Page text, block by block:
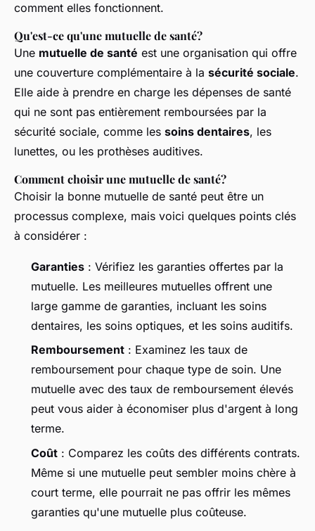
comment elles fonctionnent.
Qu'est-ce qu'une mutuelle de santé?
Une mutuelle de santé est une organisation qui offre
une couverture complémentaire à la sécurité sociale.
Elle aide à prendre en charge les dépenses de santé
qui ne sont pas entièrement remboursées par la
sécurité sociale, comme les soins dentaires, les
lunettes, ou les prothèses auditives.
Comment choisir une mutuelle de santé?
Choisir la bonne mutuelle de santé peut être un
processus complexe, mais voici quelques points clés
à considérer :
Garanties : Vérifiez les garanties offertes par la
mutuelle. Les meilleures mutuelles offrent une
large gamme de garanties, incluant les soins
dentaires, les soins optiques, et les soins auditifs.
Remboursement : Examinez les taux de
remboursement pour chaque type de soin. Une
mutuelle avec des taux de remboursement élevés
peut vous aider à économiser plus d'argent à long
terme.
Coût : Comparez les coûts des différents contrats.
Même si une mutuelle peut sembler moins chère à
court terme, elle pourrait ne pas offrir les mêmes
garanties qu'une mutuelle plus coûteuse.